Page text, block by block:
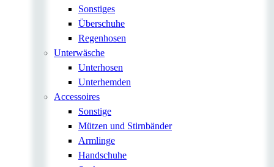
Sonstiges
Überschuhe
Regenhosen
Unterwäsche
Unterhosen
Unterhemden
Accessoires
Sonstige
Mützen und Stirnbänder
Armlinge
Handschuhe